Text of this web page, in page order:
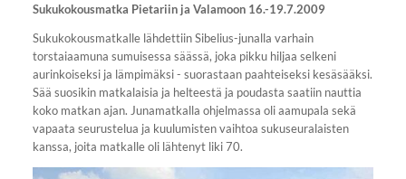
Sukukokousmatka Pietariin ja Valamoon 16.-19.7.2009
Sukukokousmatkalle lähdettiin Sibelius-junalla varhain
torstaiaamuna sumuisessa säässä, joka pikku hiljaa selkeni
aurinkoiseksi ja lämpimäksi - suorastaan paahteiseksi kesäsääksi.
Sää suosikin matkalaisia ja helteestä ja poudasta saatiin nauttia
koko matkan ajan. Junamatkalla ohjelmassa oli aamupala sekä
vapaata seurustelua ja kuulumisten vaihtoa sukuseuralaisten
kanssa, joita matkalle oli lähtenyt liki 70.